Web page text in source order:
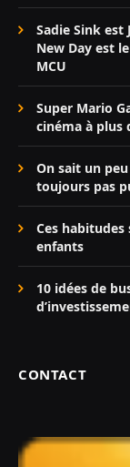
Sadie Sink est
New Day est
MCU
Super Mario
cinéma à plus
On sait un
toujours pas
Ces
enfants
10 idées de
CONTACT